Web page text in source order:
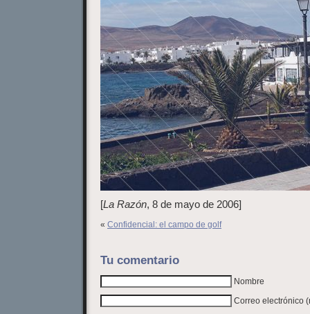
[La Razón, 8 de mayo de 2006]
« Confidencial: el campo de golf
Tu comentario
Nombre
Correo electrónico